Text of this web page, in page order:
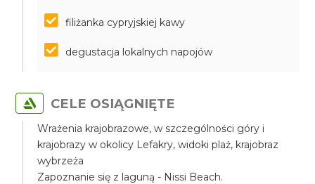
filiżanka cypryjskiej kawy
degustacja lokalnych napojów
CELE OSIĄGNIĘTE
Wrażenia krajobrazowe, w szczególności góry i
krajobrazy w okolicy Lefakry, widoki plaż, krajobraz
wybrzeża
Zapoznanie się z laguną - Nissi Beach.